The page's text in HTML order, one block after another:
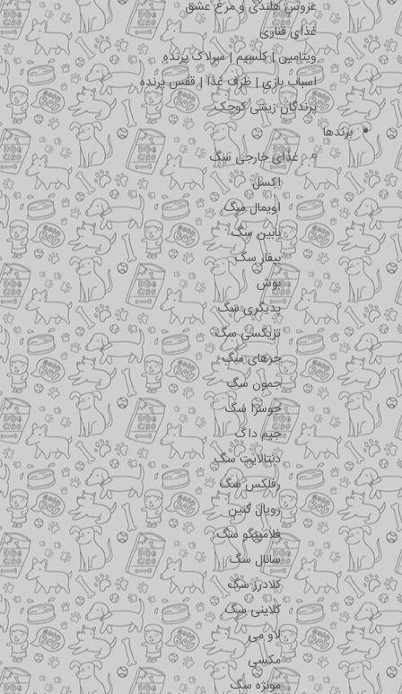
عروس هلندی و مرغ عشق
غذای قناری
ویتامین | کلسیم | سرلاک پرنده
اسباب بازی | ظرف غذا | قفس پرنده
پرندگان زینتی کوچک
برندها
غذای خارجی سگ
اکسل
اویمال سگ
بابین سگ
بیفار سگ
بوش
پدیگری سگ
تریکسی سگ
جرهای سگ
جمون سگ
جوسرا سگ
جیم داگ
دنتالایت سگ
رفلکس سگ
رویال کنین
فلامینگو سگ
سانال سگ
کلادرز سگ
کلاینی سگ
لاو می
مکسی
مونژه سگ